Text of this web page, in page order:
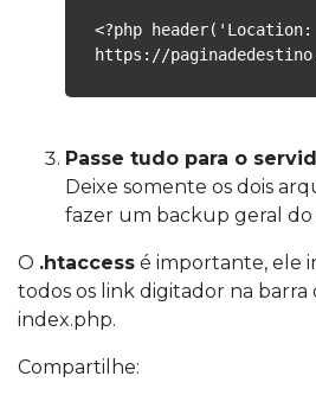
<?php header('Location:
https://
Passe tudo para o
Deixe somente os dois
fazer um backup geral do
O .htaccess é importante, ele
todos os link digitador na barra
index.php.
Compartilhe: